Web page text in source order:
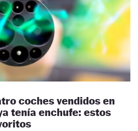
coches vendidos en
tenía enchufe: estos